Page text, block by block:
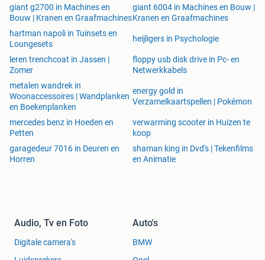
giant g2700 in Machines en
Bouw | Kranen en Graafmachines
giant 6004 in Machines en Bouw |
Kranen en Graafmachines
hartman napoli in Tuinsets en
Loungesets
heijligers in Psychologie
leren trenchcoat in Jassen |
Zomer
floppy usb disk drive in Pc- en
Netwerkkabels
metalen wandrek in
Woonaccessoires | Wandplanken
en Boekenplanken
energy gold in
Verzamelkaartspellen | Pokémon
mercedes benz in Hoeden en
Petten
verwarming scooter in Huizen te
koop
garagedeur 7016 in Deuren en
Horren
shaman king in Dvd's | Tekenfilms
en Animatie
Audio, Tv en Foto
Digitale camera's
Auto's
BMW